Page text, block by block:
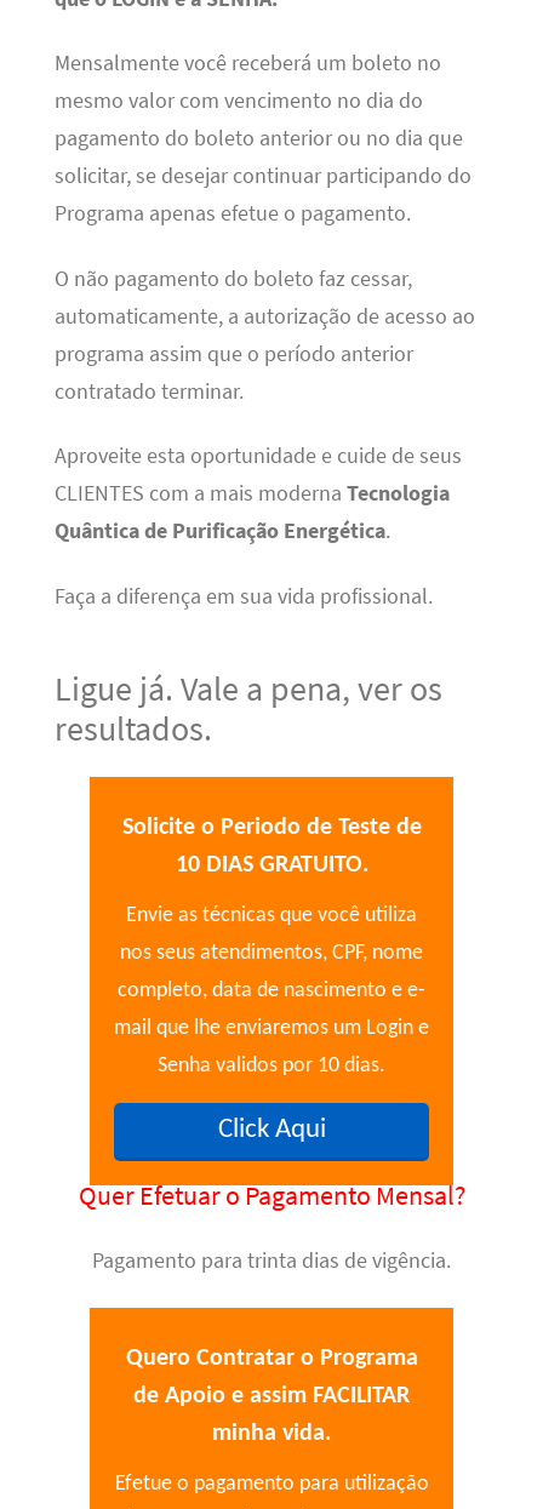
Mensalmente você receberá um boleto no
mesmo valor com vencimento no dia do
pagamento do boleto anterior ou no dia que
solicitar, se desejar continuar participando do
Programa apenas efetue o pagamento.
O não pagamento do boleto faz cessar,
automaticamente, a autorização de acesso ao
programa assim que o período anterior
contratado terminar.
Aproveite esta oportunidade e cuide de seus
CLIENTES com a mais moderna Tecnologia
Quântica de Purificação Energética.
Faça a diferença em sua vida profissional.
Ligue já. Vale a pena, ver os
resultados.
Solicite o Periodo de Teste de
10 DIAS GRATUITO.
Envie as técnicas que você utiliza
nos seus atendimentos, CPF, nome
completo, data de nascimento e e-
mail que lhe enviaremos um Login e
Senha validos por 10 dias.
Click Aqui
Quer Efetuar o Pagamento Mensal?
Pagamento para trinta dias de vigência.
Quero Contratar o Programa
de Apoio e assim FACILITAR
minha vida.
Efetue o pagamento para utilização